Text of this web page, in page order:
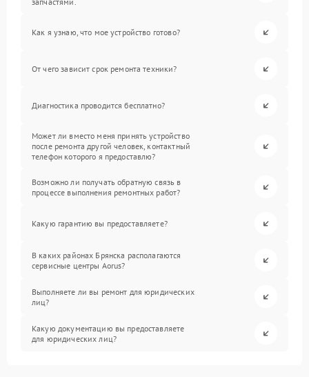
Как я узнаю, что мое устройство готово?
От чего зависит срок ремонта техники?
Диагностика проводится бесплатно?
Может ли вместо меня принять устройство
после ремонта другой человек, контактный
телефон которого я предоставлю?
Возможно ли получать обратную связь в
процессе выполнения ремонтных работ?
Какую гарантию вы предоставляете?
В каких районах Брянска располагаются
сервисные центры Aorus?
Выполняете ли вы ремонт для юридических
лиц?
Какую документацию вы предоставляете
для юридических лиц?